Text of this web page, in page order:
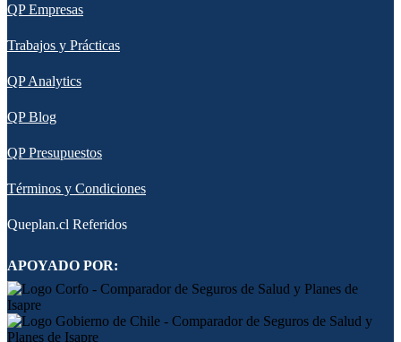
QP Empresas
Trabajos y Prácticas
QP Analytics
QP Blog
QP Presupuestos
Términos y Condiciones
Queplan.cl Referidos
APOYADO POR: